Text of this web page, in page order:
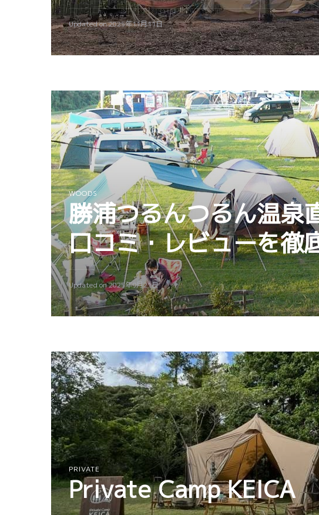
Updated on2025年11月11日
WOODS
勝浦つるんつるん温泉
口コミ・レビューを徹
Updated on2025年9月21日
PRIVATE
Private Camp KEICA